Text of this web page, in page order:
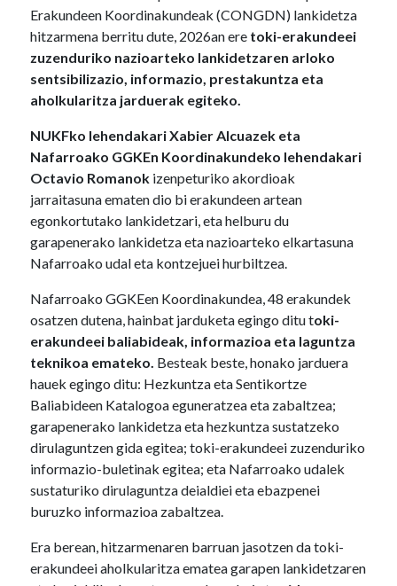
Erakundeen Koordinakundeak (CONGDN) lankidetza
hitzarmena berritu dute, 2026an ere toki-erakundeei
zuzenduriko nazioarteko lankidetzaren arloko
sentsibilizazio, informazio, prestakuntza eta
aholkularitza jarduerak egiteko.
NUKFko lehendakari Xabier Alcuazek eta
Nafarroako GGKEn Koordinakundeko lehendakari
Octavio Romanokizenpeturiko akordioak
jarraitasuna ematen dio bi erakundeen artean
egonkortutako lankidetzari, eta helburu du
garapenerako lankidetza eta nazioarteko elkartasuna
Nafarroako udal eta kontzejuei hurbiltzea.
Nafarroako GGKEen Koordinakundea, 48 erakundek
osatzen dutena, hainbat jarduketa egingo ditu toki-
erakundeei baliabideak, informazioa eta laguntza
teknikoa emateko. Besteak beste, honako jarduera
hauek egingo ditu: Hezkuntza eta Sentikortze
Baliabideen Katalogoa eguneratzea eta zabaltzea;
garapenerako lankidetza eta hezkuntza sustatzeko
dirulaguntzen gida egitea; toki-erakundeei zuzenduriko
informazio-buletinak egitea; eta Nafarroako udalek
sustaturiko dirulaguntza deialdiei eta ebazpenei
buruzko informazioa zabaltzea.
Era berean, hitzarmenaren barruan jasotzen da toki-
erakundeei aholkularitza ematea garapen lankidetzaren